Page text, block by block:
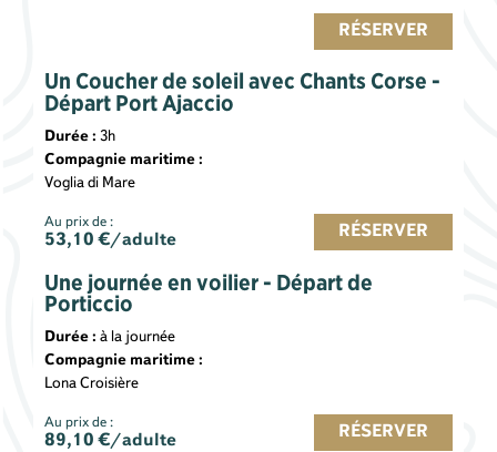
RÉSERVER
Un Coucher de soleil avec Chants Corse -
Départ Port Ajaccio
Au prix de :
53,10 €/adulte
Durée : 3h
Compagnie maritime :
Voglia di Mare
RÉSERVER
Une journée en voilier - Départ de
Porticcio
Au prix de :
89,10 €/adulte
Durée : à la journée
Compagnie maritime :
Lona Croisière
RÉSERVER